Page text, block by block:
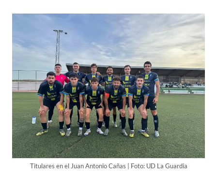
Titulares en el Juan Antonio Cañas | Foto: UD La Guardia